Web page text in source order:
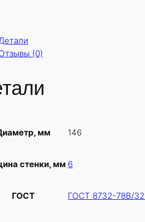
(0)
мм 146
стенки, мм 6
ГОСТ ГОСТ 8732-78В/